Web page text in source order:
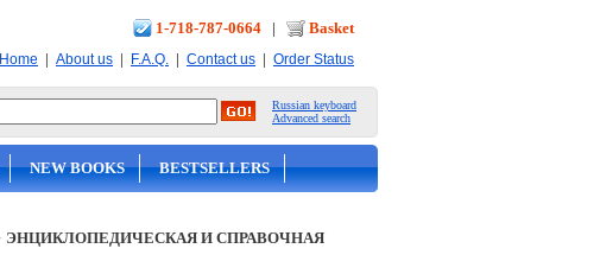
1-718-787-0664 | Basket
Home | About us | F.A.Q. | Contact us | Order Status
Russian keyboard
Advanced search
NEW BOOKS BESTSELLERS
ЭНЦИКЛОПЕДИЧЕСКАЯ И СПРАВОЧНАЯ